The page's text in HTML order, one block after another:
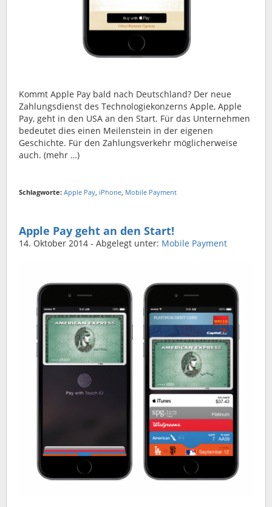
Kommt Apple Pay bald nach Deutschland? Der neue
Zahlungsdienst des Technologiekonzerns Apple, Apple
Pay, geht in den USA an den Start. Für das Unternehmen
bedeutet dies einen Meilenstein in der eigenen
Geschichte. Für den Zahlungsverkehr möglicherweise
auch. (mehr …)
Schlagworte: Apple Pay, iPhone, Mobile Payment
Apple Pay geht an den Start!
14. Oktober 2014 - Abgelegt unter: Mobile Payment